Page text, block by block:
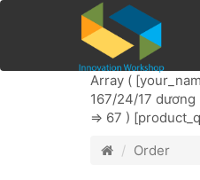
Array (
167/24/17 dương
=> 67 )
Order